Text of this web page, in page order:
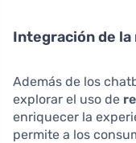
Integración de la
Además de los
explorar el uso de
enriquecer la
permite a los